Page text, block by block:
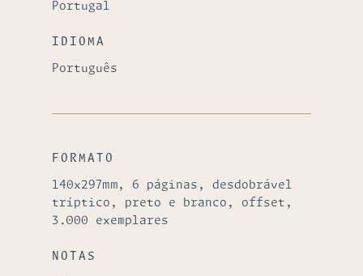
Portugal
IDIOMA
Português
FORMATO
140x297mm, 6 páginas, desdobrável
tríptico, preto e branco, offset,
3.000 exemplares
NOTAS